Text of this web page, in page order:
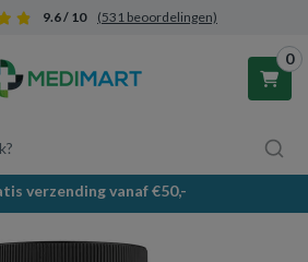
9.6 / 10 (531 beoordelingen)
0
verzending vanaf €50,-